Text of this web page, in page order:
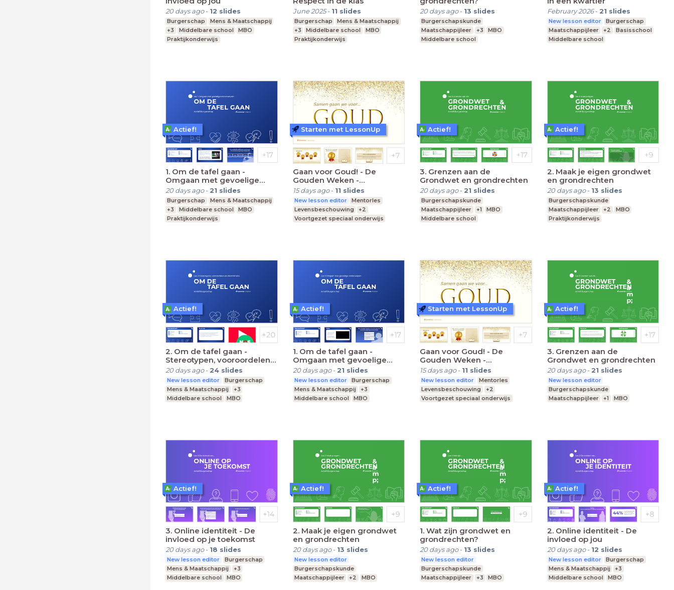
20 days ago- 12 slides
Burgerschap
Mens & Maatschappij
+3
Middelbare school
MBO
Praktijkonderwijs
June 2025- 11 slides
Burgerschap
Mens & Maatschappij
+3
Middelbare school
MBO
Praktijkonderwijs
20 days ago- 13 slides
Burgerschapskunde
Maatschappijleer
+3
MBO
Middelbare school
February 2026- 21 slides
New lesson editor
Burgerschap
Maatschappijleer
+2
Basisschool
Middelbare school
1. Om de tafel gaan -
Omgaan met gevoelige
onderwerpen
20 days ago- 21 slides
Burgerschap
Mens & Maatschappij
+3
Middelbare school
MBO
Praktijkonderwijs
Actief!
Gaan voor Goud! - De
Gouden Weken -
VO/(V)MBO
15 days ago- 11 slides
New lesson editor
Mentorles
Levensbeschouwing
+2
Voortgezet speciaal onderwijs
Starten met LessonUp
3. Grenzen aan de
Grondwet en grondrechten
20 days ago- 21 slides
Burgerschapskunde
Maatschappijleer
+1
MBO
Middelbare school
Actief!
2. Maak je eigen grondwet
en grondrechten
20 days ago- 13 slides
Burgerschapskunde
Maatschappijleer
+2
MBO
Praktijkonderwijs
Actief!
2. Om de tafel gaan -
Stereotypen, vooroordelen
en discriminatie
20 days ago- 24 slides
New lesson editor
Burgerschap
Mens & Maatschappij
+3
Middelbare school
MBO
Actief!
1. Om de tafel gaan -
Omgaan met gevoelige
onderwerpen
20 days ago- 21 slides
New lesson editor
Burgerschap
Mens & Maatschappij
+3
Middelbare school
MBO
Actief!
Gaan voor Goud! - De
Gouden Weken -
VO/(V)MBO
15 days ago- 11 slides
New lesson editor
Mentorles
Levensbeschouwing
+2
Voortgezet speciaal onderwijs
Starten met LessonUp
3. Grenzen aan de
Grondwet en grondrechten
20 days ago- 21 slides
New lesson editor
Burgerschapskunde
Maatschappijleer
+1
MBO
Actief!
3. Online identiteit - De
invloed op je toekomst
20 days ago- 18 slides
New lesson editor
Burgerschap
Mens & Maatschappij
+3
Middelbare school
MBO
Actief!
2. Maak je eigen grondwet
en grondrechten
20 days ago- 13 slides
New lesson editor
Burgerschapskunde
Maatschappijleer
+2
MBO
Actief!
1. Wat zijn grondwet en
grondrechten?
20 days ago- 13 slides
New lesson editor
Burgerschapskunde
Maatschappijleer
+3
MBO
Actief!
2. Online identiteit - De
invloed op jou
20 days ago- 12 slides
New lesson editor
Burgerschap
Mens & Maatschappij
+3
Middelbare school
MBO
Actief!